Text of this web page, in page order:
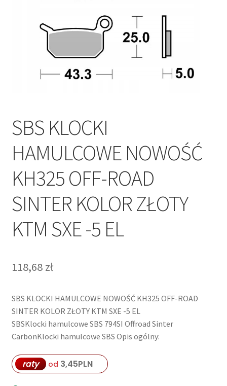
SBS KLOCKI
HAMULCOWE NOWOŚĆ
KH325 OFF-ROAD
SINTER KOLOR ZŁOTY
KTM SXE -5 EL
118,68 zł
SBS KLOCKI HAMULCOWE NOWOŚĆ KH325 OFF-ROAD
SINTER KOLOR ZŁOTY KTM SXE -5 EL
SBSKlocki hamulcowe SBS 794SI Offroad Sinter
CarbonKlocki hamulcowe SBS Opis ogólny:
raty od 3,45PLN